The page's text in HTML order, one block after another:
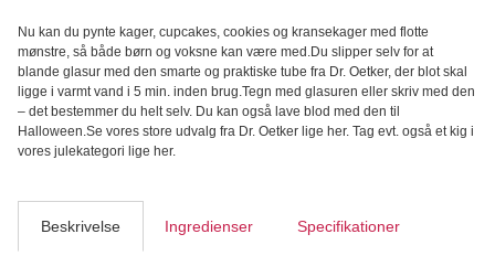
g
-
Dr.
Oetker
antal
Nu kan du pynte kager, cupcakes, cookies og kransekager med flotte
mønstre, så både børn og voksne kan være med.Du slipper selv for at
blande glasur med den smarte og praktiske tube fra Dr. Oetker, der blot skal
ligge i varmt vand i 5 min. inden brug.Tegn med glasuren eller skriv med den
– det bestemmer du helt selv. Du kan også lave blod med den til
Halloween.Se vores store udvalg fra Dr. Oetker lige her. Tag evt. også et kig i
vores julekategori lige her.
Beskrivelse Ingredienser Specifikationer